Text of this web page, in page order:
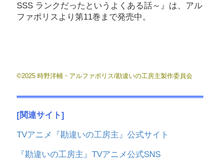
SSS ランクだったというよくある話～』は、アル
ファポリスより第11巻まで発売中。
©2025 時野洋輔・アルファポリス/勘違いの工房主製作委員会
[関連サイト]
TVアニメ『勘違いの工房主』公式サイト
『勘違いの工房主』TVアニメ公式SNS